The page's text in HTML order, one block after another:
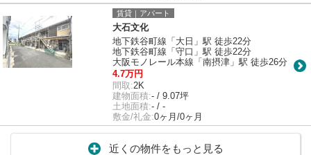
賃貸｜アパート
大石文化
地下鉄谷町線「大日」駅 徒歩22分
地下鉄谷町線「守口」駅 徒歩22分
大阪モノレール本線「南摂津」駅 徒歩26分
4.7万円
間取:2K
建物面積:- / 9.07坪
土地面積:- / -
敷金/礼金:0ヶ月/0ヶ月
近くの物件をもっと見る